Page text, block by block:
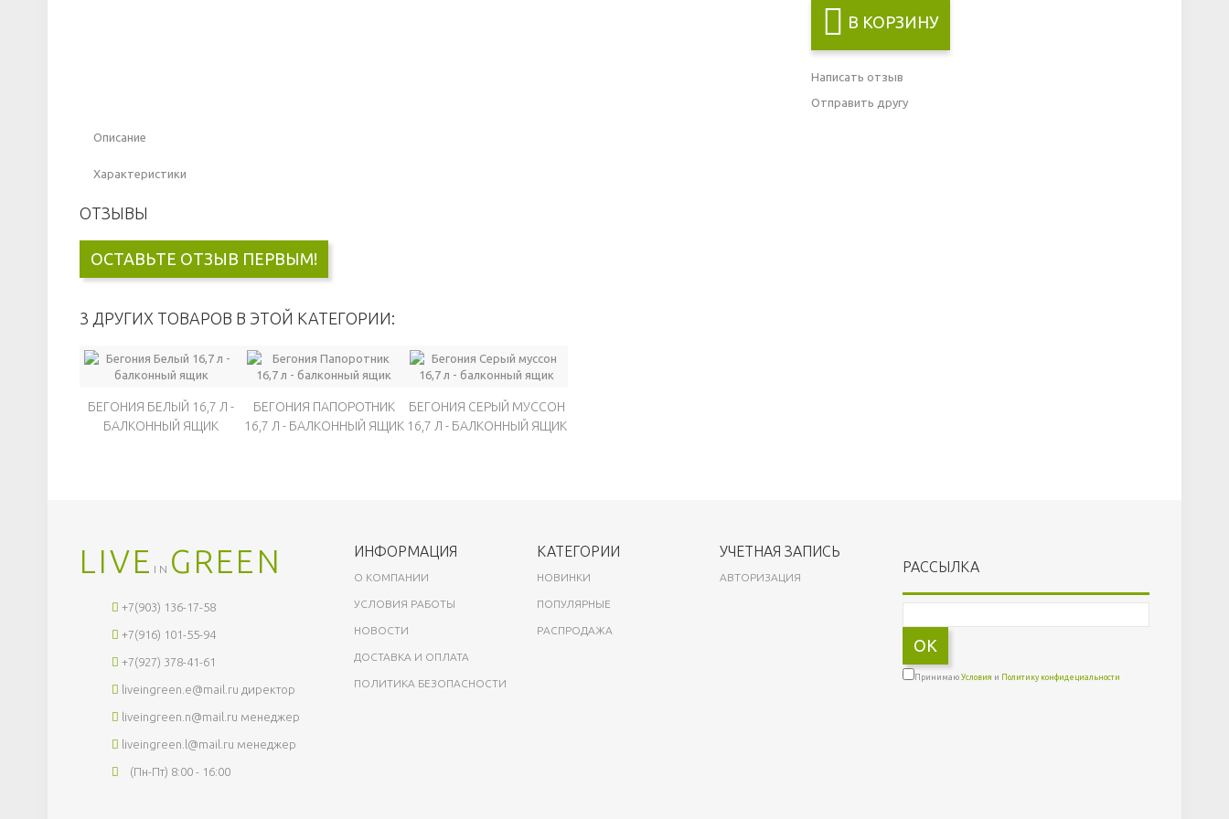
В КОРЗИНУ
Написать отзыв
Отправить другу
Описание
Характеристики
ОТЗЫВЫ
ОСТАВЬТЕ ОТЗЫВ ПЕРВЫМ!
3 ДРУГИХ ТОВАРОВ В ЭТОЙ КАТЕГОРИИ:
БЕГОНИЯ БЕЛЫЙ 16,7 Л -
БАЛКОННЫЙ ЯЩИК
БЕГОНИЯ ПАПОРОТНИК
16,7 Л - БАЛКОННЫЙ ЯЩИК
БЕГОНИЯ СЕРЫЙ МУССОН
16,7 Л - БАЛКОННЫЙ ЯЩИК
LIVE IN GREEN
+7(903) 136-17-58
+7(916) 101-55-94
+7(927) 378-41-61
liveingreen.e@mail.ru директор
liveingreen.n@mail.ru менеджер
liveingreen.l@mail.ru менеджер
(Пн-Пт) 8:00 - 16:00
ИНФОРМАЦИЯ
О КОМПАНИИ
УСЛОВИЯ РАБОТЫ
НОВОСТИ
ДОСТАВКА И ОПЛАТА
ПОЛИТИКА БЕЗОПАСНОСТИ
КАТЕГОРИИ
НОВИНКИ
ПОПУЛЯРНЫЕ
РАСПРОДАЖА
УЧЕТНАЯ ЗАПИСЬ
АВТОРИЗАЦИЯ
РАССЫЛКА
OK
Принимаю Условия и Политику конфидециальности